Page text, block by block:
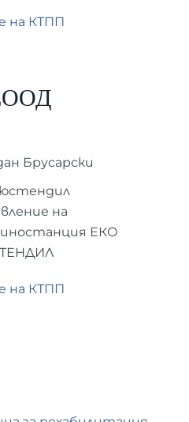
на КТПП
Брусарски
на
ЕКО
на КТПП